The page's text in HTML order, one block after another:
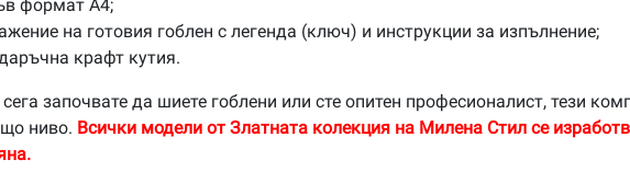
формат А4;
на готовия гоблен с легенда (ключ) и инструкции за изпълнение;
крафт кутия.
започвате да шиете гоблени или сте опитен професионалист, тези
ниво. Всички модели от Златната колекция на Милена Стил се